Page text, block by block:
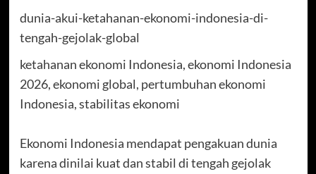
dunia-akui-ketahanan-ekonomi-indonesia-di-
tengah-gejolak-global
ketahanan ekonomi Indonesia, ekonomi Indonesia
2026, ekonomi global, pertumbuhan ekonomi
Indonesia, stabilitas ekonomi
Ekonomi Indonesia mendapat pengakuan dunia
karena dinilai kuat dan stabil di tengah gejolak